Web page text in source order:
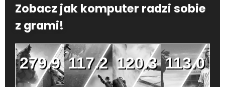
Zobacz jak komputer radzi sobie
z grami!
279.9 117.2 120.3 113.0